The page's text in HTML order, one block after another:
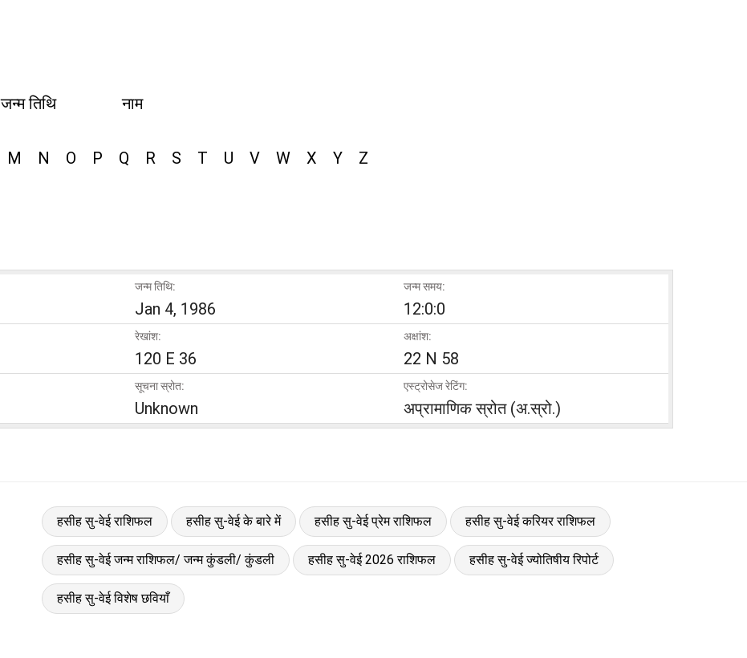
जन्म तिथि नाम
M N O P Q R S T U V W X Y Z
जन्म तिथि:
Jan 4, 1986
जन्म समय:
12:0:0
रेखांश:
120 E 36
अक्षांश:
22 N 58
सूचना स्रोत:
Unknown
एस्ट्रोसेज रेटिंग:
अप्रामाणिक स्रोत (अ.स्रो.)
हसीह सु-वेई राशिफल हसीह सु-वेई के बारे में हसीह सु-वेई प्रेम राशिफल हसीह सु-वेई करियर राशिफल
हसीह सु-वेई जन्म राशिफल/ जन्म कुंडली/ कुंडली हसीह सु-वेई 2026 राशिफल हसीह सु-वेई ज्योतिषीय रिपोर्ट
हसीह सु-वेई विशेष छवियाँ